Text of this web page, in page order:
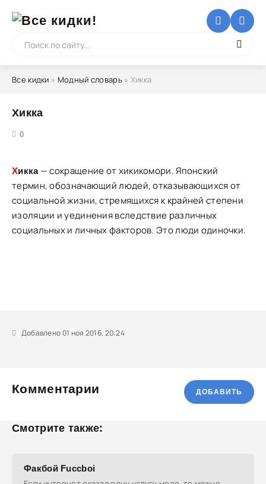
Все кидки » Модный словарь» Хикка
Хикка
0
Хикка— сокращение от хикикомори. Японский
термин, обозначающий людей, отказывающихся от
социальной жизни, стремящихся к крайней степени
изоляции и уединения вследствие различных
социальных и личных факторов. Это люди одиночки.
Добавлено 01 ноя 2016, 20:24
Комментарии ДОБАВИТЬ
Смотрите также:
Факбой Fuccboi